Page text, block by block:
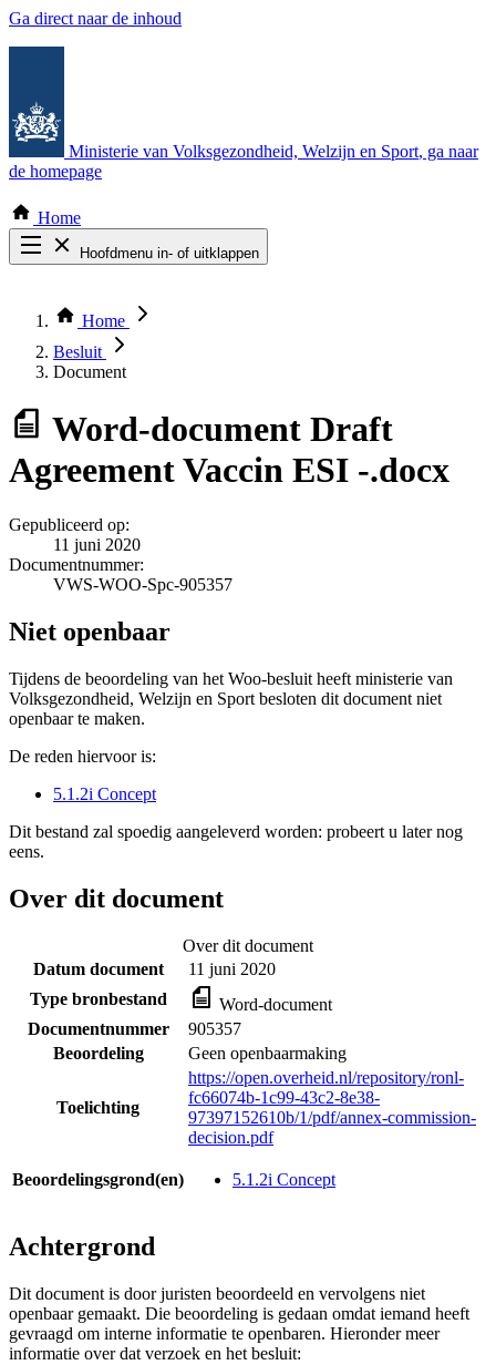
Ga direct naar de inhoud
Ministerie van Volksgezondheid, Welzijn en Sport, ga naar
de homepage
Home
Hoofdmenu in- of uitklappen
Thema COVID-19
Bekijk per bestuursorgaan
Home
Besluit
Document
Word-document Draft
Agreement Vaccin ESI -.docx
Gepubliceerd op:
11 juni 2020
Documentnummer:
VWS-WOO-Spc-905357
Niet openbaar
Tijdens de beoordeling van het Woo-besluit heeft ministerie van
Volksgezondheid, Welzijn en Sport besloten dit document niet
openbaar te maken.
De reden hiervoor is:
5.1.2i Concept
Dit bestand zal spoedig aangeleverd worden: probeert u later nog
eens.
Over dit document
Over dit document
Datum document
11 juni 2020
Type bronbestand
Word-document
Documentnummer
905357
Beoordeling
Geen openbaarmaking
Toelichting
https://open.overheid.nl/repository/ronl-
fc66074b-1c99-43c2-8e38-
97397152610b/1/pdf/annex-commission-
decision.pdf
Beoordelingsgrond(en) 5.1.2i Concept
Achtergrond
Dit document is door juristen beoordeeld en vervolgens niet
openbaar gemaakt. Die beoordeling is gedaan omdat iemand heeft
gevraagd om interne informatie te openbaren. Hieronder meer
informatie over dat verzoek en het besluit: